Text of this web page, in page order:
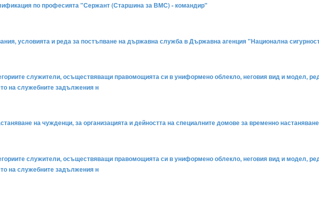
по професията "Сержант (Старшина за ВМС) - командир"
условията и реда за постъпване на държавна служба в Държавна агенция "Национална
служители, осъществяващи правомощията си в униформено облекло, неговия вид и модел,
на служебните задължения н
на чужденци, за организацията и дейността на специалните домове за временно
служители, осъществяващи правомощията си в униформено облекло, неговия вид и модел,
на служебните задължения н